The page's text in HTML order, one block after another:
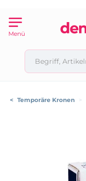
Menü
< Temporäre Kronen >